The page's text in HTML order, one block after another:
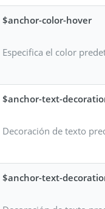
$anchor-color-hover
Especifica el color
$anchor-text-
Decoración de texto
$anchor-text-